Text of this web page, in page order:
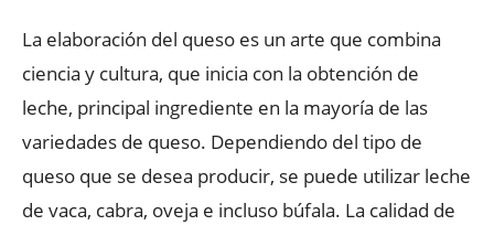
La elaboración del queso es un arte que combina
ciencia y cultura, que inicia con la obtención de
leche, principal ingrediente en la mayoría de las
variedades de queso. Dependiendo del tipo de
queso que se desea producir, se puede utilizar leche
de vaca, cabra, oveja e incluso búfala. La calidad de